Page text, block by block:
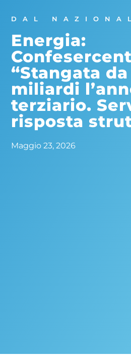
DAL
Energia:
“Stangata
miliardi
terziario.
risposta
Maggio 23, 2026